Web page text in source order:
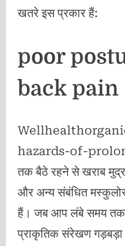
खतरे इस प्रकार हैं:
poor
back pain
hazards-of-
तक बैठे रहने से खराब
और अन्य संबंधित
हैं। जब आप लंबे समय तक
प्राकृतिक संरेखण गड़बड़ा